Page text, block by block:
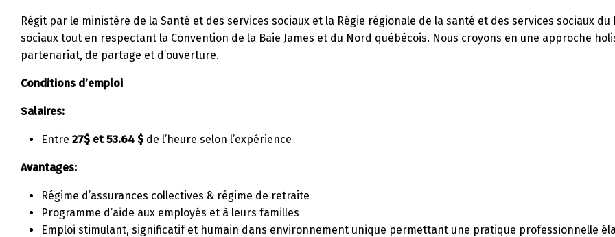
Régit par le ministère de la Santé et des services sociaux et la Régie régionale de la santé et des services sociaux
sociaux tout en respectant la Convention de la Baie James et du Nord québécois. Nous croyons en une approche
partenariat, de partage et d’ouverture.
Conditions d’emploi
Salaires:
Entre 27$ et 53.64 $ de l’heure selon l’expérience
Avantages:
Régime d’assurances collectives & régime de retraite
Programme d’aide aux employés et à leurs familles
Emploi stimulant, significatif et humain dans environnement unique permettant une pratique professionnelle